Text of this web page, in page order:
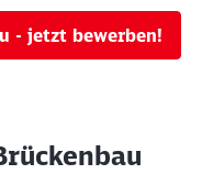
- jetzt bewerben!